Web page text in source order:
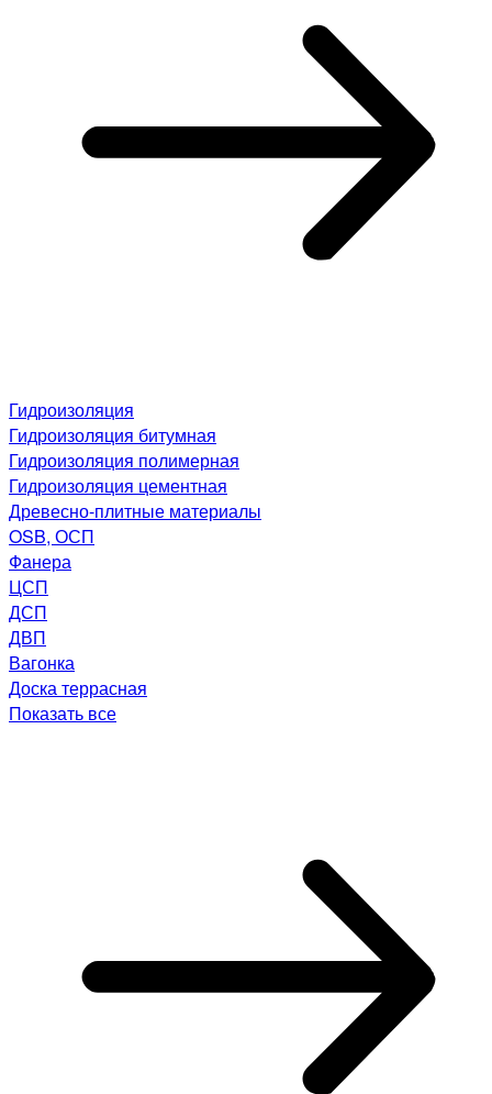
Гидроизоляция
Гидроизоляция битумная
Гидроизоляция полимерная
Гидроизоляция цементная
Древесно-плитные материалы
OSB, ОСП
Фанера
ЦСП
ДСП
ДВП
Вагонка
Доска террасная
Показать все